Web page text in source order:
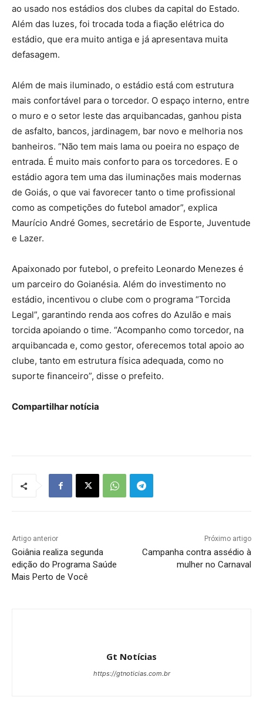
ao usado nos estádios dos clubes da capital do Estado.
Além das luzes, foi trocada toda a fiação elétrica do
estádio, que era muito antiga e já apresentava muita
defasagem.
Além de mais iluminado, o estádio está com estrutura
mais confortável para o torcedor. O espaço interno, entre
o muro e o setor leste das arquibancadas, ganhou pista
de asfalto, bancos, jardinagem, bar novo e melhoria nos
banheiros. “Não tem mais lama ou poeira no espaço de
entrada. É muito mais conforto para os torcedores. E o
estádio agora tem uma das iluminações mais modernas
de Goiás, o que vai favorecer tanto o time profissional
como as competições do futebol amador”, explica
Maurício André Gomes, secretário de Esporte, Juventude
e Lazer.
Apaixonado por futebol, o prefeito Leonardo Menezes é
um parceiro do Goianésia. Além do investimento no
estádio, incentivou o clube com o programa “Torcida
Legal”, garantindo renda aos cofres do Azulão e mais
torcida apoiando o time. “Acompanho como torcedor, na
arquibancada e, como gestor, oferecemos total apoio ao
clube, tanto em estrutura física adequada, como no
suporte financeiro”, disse o prefeito.
Compartilhar notícia
Artigo anterior
Goiânia realiza segunda
edição do Programa Saúde
Mais Perto de Você
Próximo artigo
Campanha contra assédio à
mulher no Carnaval
Gt Notícias
https://gtnoticias.com.br